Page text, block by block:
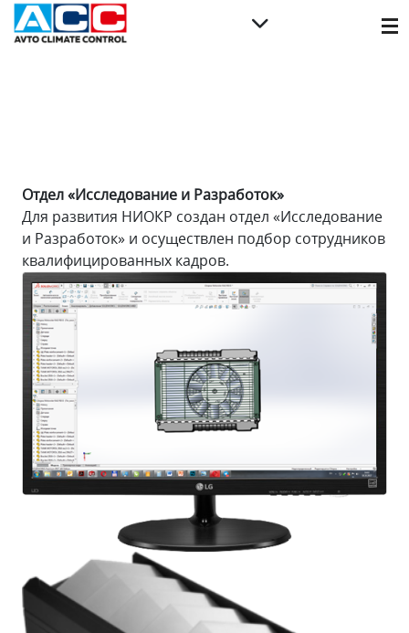
Отдел «Исследование и Разработок»
Для развития НИОКР создан отдел «Исследование
и Разработок» и осуществлен подбор сотрудников
квалифицированных кадров.